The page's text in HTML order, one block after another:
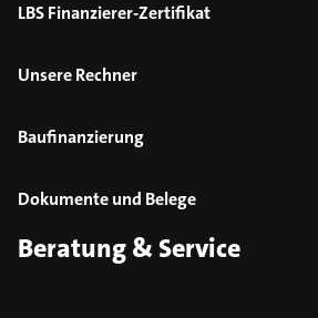
LBS Finanzierer-Zertifikat
Unsere Rechner
Baufinanzierung
Dokumente und Belege
Beratung & Service